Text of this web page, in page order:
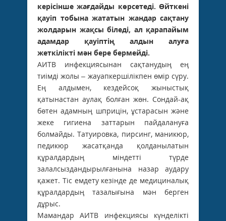
керісінше жағдайды көрсетеді. Өйткені
қауіп тобына жататын жандар сақтану
жолдарын жақсы біледі, ал қарапайым
адамдар қауіптің алдын алуға
жеткілікті мән бере бермейді.
АИТВ инфекциясынан сақтанудың ең
тиімді жолы – жауапкершілікпен өмір сүру.
Ең алдымен, кездейсоқ жыныстық
қатынастан аулақ болған жөн. Сондай-ақ
бөтен адамның шприцін, ұстарасын және
жеке гигиена заттарын пайдалануға
болмайды. Татуировка, пирсинг, маникюр,
педикюр жасатқанда қолданылатын
құралдардың міндетті түрде
залалсыздандырылғанына назар аудару
қажет. Тіс емдету кезінде де медициналық
құралдардың тазалығына мән берген
дұрыс.
Мамандар АИТВ инфекциясы күнделікті